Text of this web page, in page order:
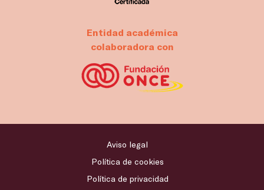
Entidad académica
colaboradora con
Aviso legal
Política de cookies
Política de privacidad